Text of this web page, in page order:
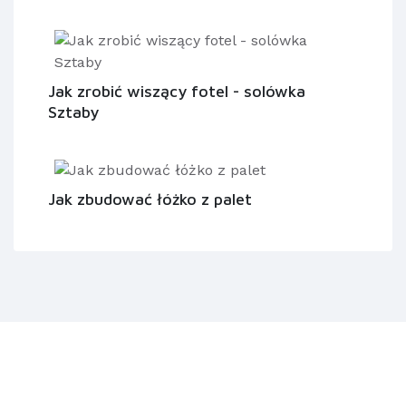
Jak zrobić wiszący fotel - solówka
Sztaby
Jak zbudować łóżko z palet